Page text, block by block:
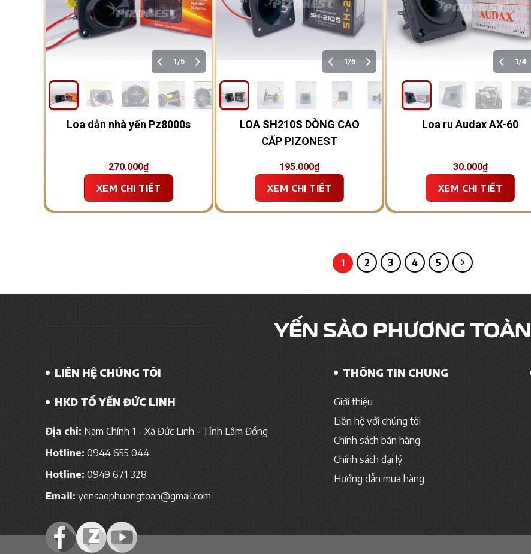
1/5
Loa dẫn nhà yến Pz8000s
270.000₫
XEM CHI TIẾT
1/5
LOA SH210S DÒNG CAO
CẤP PIZONEST
195.000₫
XEM CHI TIẾT
1/4
Loa ru Audax AX-60
30.000₫
XEM CHI TIẾT
1 2 3 4 5
YẾN SÀO PHƯƠNG TOÀN
LIÊN HỆ CHÚNG TÔI
HKD TỔ YẾN ĐỨC LINH
Địa chỉ: Nam Chính 1 - Xã Đức Linh - Tỉnh Lâm Đồng
Hotline: 0944 655 044
Hotline: 0949 671 328
Email: yensaophuongtoan@gmail.com
THÔNG TIN CHUNG
Giới thiệu
Liên hệ với chúng tôi
Chính sách bán hàng
Chính sách đại lý
Hướng dẫn mua hàng